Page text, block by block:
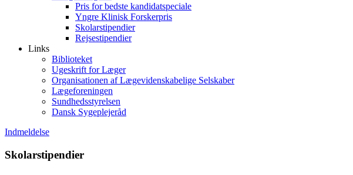
Pris for bedste kandidatspeciale
Yngre Klinisk Forskerpris
Skolarstipendier
Rejsestipendier
Links
Biblioteket
Ugeskrift for Læger
Organisationen af Lægevidenskabelige Selskaber
Lægeforeningen
Sundhedsstyrelsen
Dansk Sygeplejeråd
Indmeldelse
Skolarstipendier